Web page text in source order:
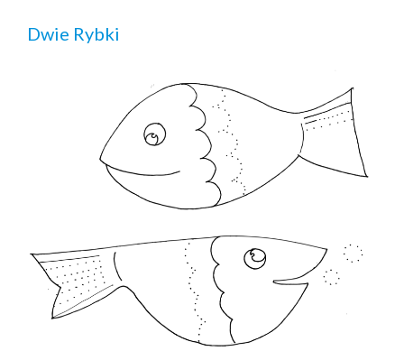
Dwie Rybki